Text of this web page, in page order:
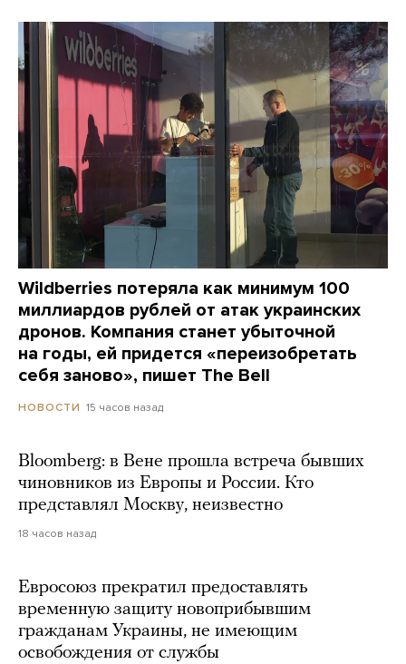
Wildberries потеряла как минимум 100
миллиардов рублей от атак украинских
дронов. Компания станет убыточной
на годы, ей придется «переизобретать
себя заново», пишет The Bell
НОВОСТИ 15 часов назад
Bloomberg: в Вене прошла встреча бывших
чиновников из Европы и России. Кто
представлял Москву, неизвестно
18 часов назад
Евросоюз прекратил предоставлять
временную защиту новоприбывшим
гражданам Украины, не имеющим
освобождения от службы